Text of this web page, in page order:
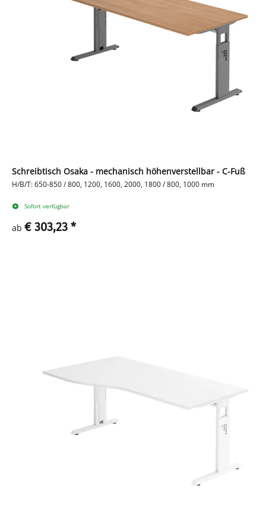
Schreibtisch Osaka - mechanisch höhenverstellbar - C-Fuß
H/B/T: 650-850 / 800, 1200, 1600, 2000, 1800 / 800, 1000 mm
Sofort verfügbar
ab € 303,23 *